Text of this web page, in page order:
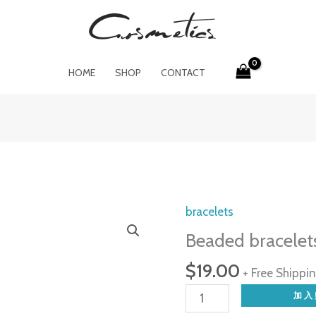
HOME SHOP CONTACT
bracelets
Beaded
$19.00 + Free
Beaded
bracelets
加入